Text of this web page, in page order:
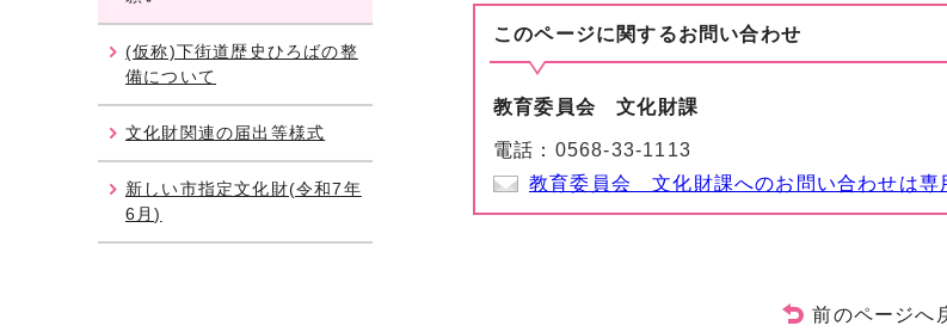
このページに関するお問い合わせ
教育委員会 文化財課
電話： 0568-33-1113
教育委員会 文化財課へのお問い合わせは専
(仮称)下街道歴史ひろばの整
備について
文化財関連の届出等様式
新しい市指定文化財(令和7年
6月)
前のページへ